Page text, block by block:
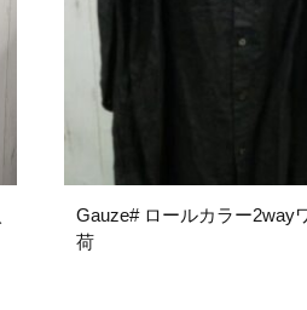
Gauze# ロールカラー2way
荷